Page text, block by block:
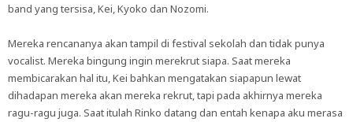
band yang tersisa, Kei, Kyoko dan Nozomi.
Mereka rencananya akan tampil di festival sekolah dan tidak punya
vocalist. Mereka bingung ingin merekrut siapa. Saat mereka
membicarakan hal itu, Kei bahkan mengatakan siapapun lewat
dihadapan mereka akan mereka rekrut, tapi pada akhirnya mereka
ragu-ragu juga. Saat itulah Rinko datang dan entah kenapa aku merasa